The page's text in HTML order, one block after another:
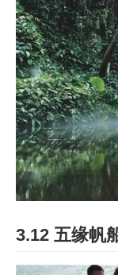
3.12 五缘帆